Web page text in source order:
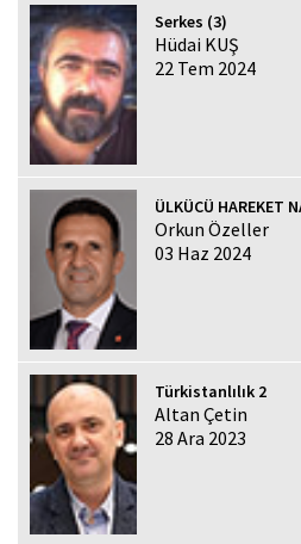
Serkes (3)
Hüdai KUŞ
22 Tem 2024
ÜLKÜCÜ HAREKET
Orkun Özeller
03 Haz 2024
Türkistanlılık 2
Altan Çetin
28 Ara 2023